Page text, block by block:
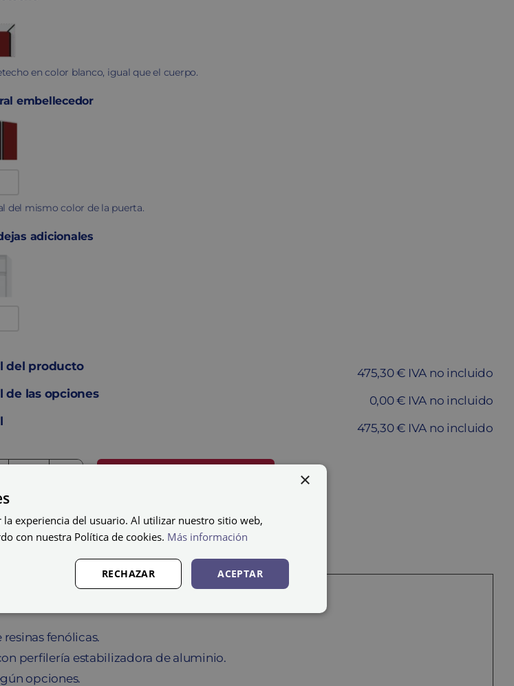
en color blanco, igual que el cuerpo.
embellecedor
del mismo color de la puerta.
adicionales
del producto
475,30 € IVA no incluido
de las opciones
0,00 € IVA no incluido
475,30 € IVA no incluido
con
cantidad
fenólicas.
perfilería estabilizadora de aluminio.
opciones.
×
experiencia del usuario. Al utilizar nuestro sitio web,
con nuestra Política de cookies. Más información
ACEPTAR
RECHAZAR